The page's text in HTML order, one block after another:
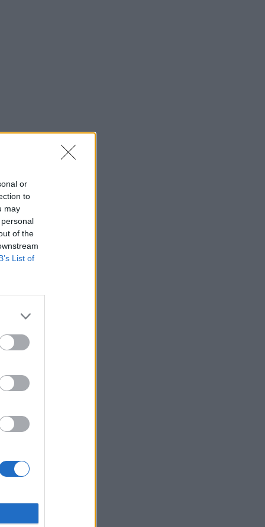
or
to
may
of the
List of